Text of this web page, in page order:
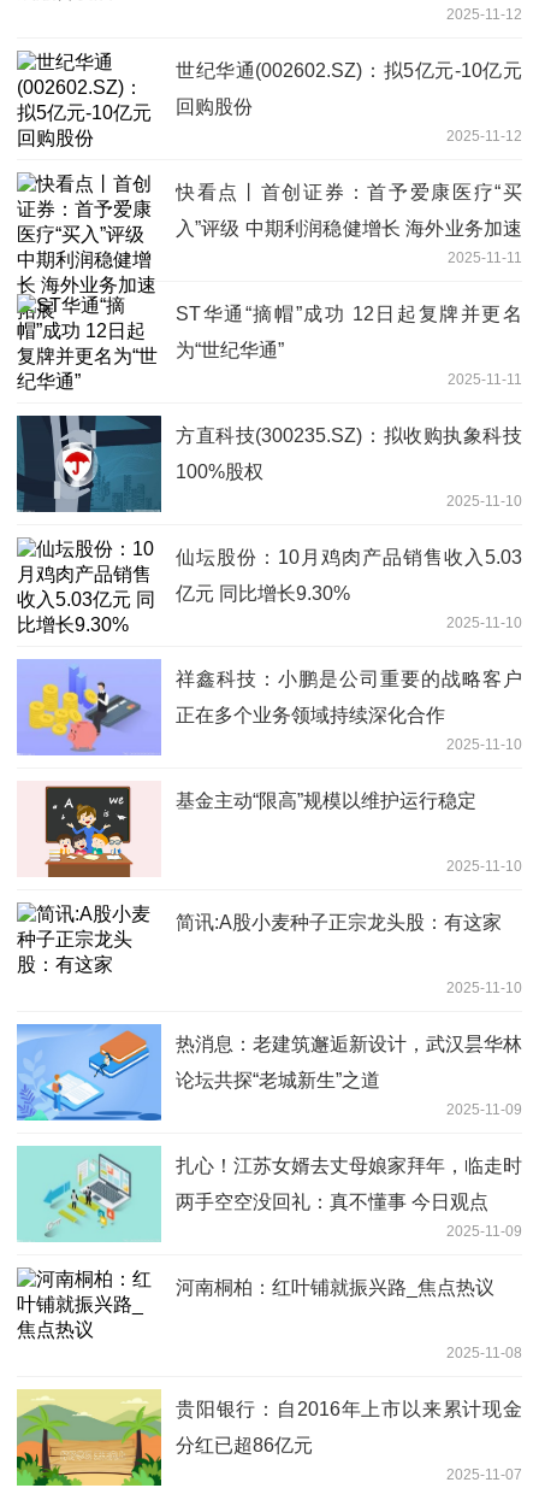
2025-11-12
世纪华通(002602.SZ)：拟5亿元-10亿元
回购股份
2025-11-12
快看点丨首创证券：首予爱康医疗“买
入”评级 中期利润稳健增长 海外业务加速
2025-11-11
ST华通“摘帽”成功 12日起复牌并更名
为“世纪华通”
2025-11-11
方直科技(300235.SZ)：拟收购执象科技
100%股权
2025-11-10
仙坛股份：10月鸡肉产品销售收入5.03
亿元 同比增长9.30%
2025-11-10
祥鑫科技：小鹏是公司重要的战略客户
正在多个业务领域持续深化合作
2025-11-10
基金主动“限高”规模以维护运行稳定
2025-11-10
简讯:A股小麦种子正宗龙头股：有这家
2025-11-10
热消息：老建筑邂逅新设计，武汉昙华林
论坛共探“老城新生”之道
2025-11-09
扎心！江苏女婿去丈母娘家拜年，临走时
两手空空没回礼：真不懂事 今日观点
2025-11-09
河南桐柏：红叶铺就振兴路_焦点热议
2025-11-08
贵阳银行：自2016年上市以来累计现金
分红已超86亿元
2025-11-07